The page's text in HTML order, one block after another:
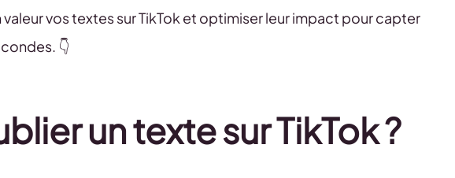
vos textes sur TikTok et optimiser leur impact pour capter
👇
un texte sur TikTok ?